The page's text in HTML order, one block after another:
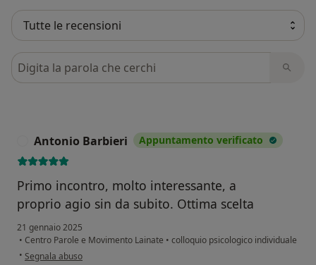
Cerca nelle recensioni
Antonio Barbieri Appuntamento verificato
Primo incontro, molto interessante, a
proprio agio sin da subito. Ottima scelta
21 gennaio 2025
• Centro Parole e Movimento Lainate • colloquio psicologico individuale
• secondo l'opinione dell'utente Antonio Barbieri
Segnala abuso